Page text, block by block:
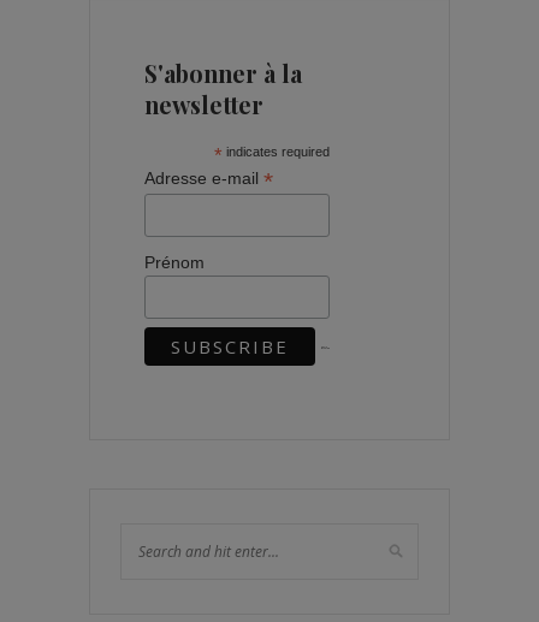
S'abonner à la
newsletter
* indicates required
Adresse e-mail *
Prénom